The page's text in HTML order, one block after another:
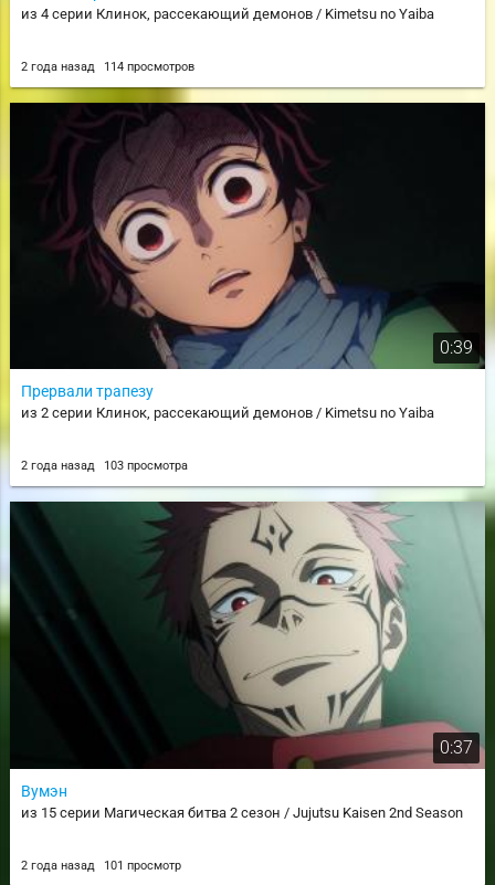
из 4 серии Клинок, рассекающий демонов / Kimetsu no Yaiba
2 года назад 114 просмотров
0:39
Прервали трапезу
из 2 серии Клинок, рассекающий демонов / Kimetsu no Yaiba
2 года назад 103 просмотра
0:37
Вумэн
из 15 серии Магическая битва 2 сезон / Jujutsu Kaisen 2nd Season
2 года назад 101 просмотр